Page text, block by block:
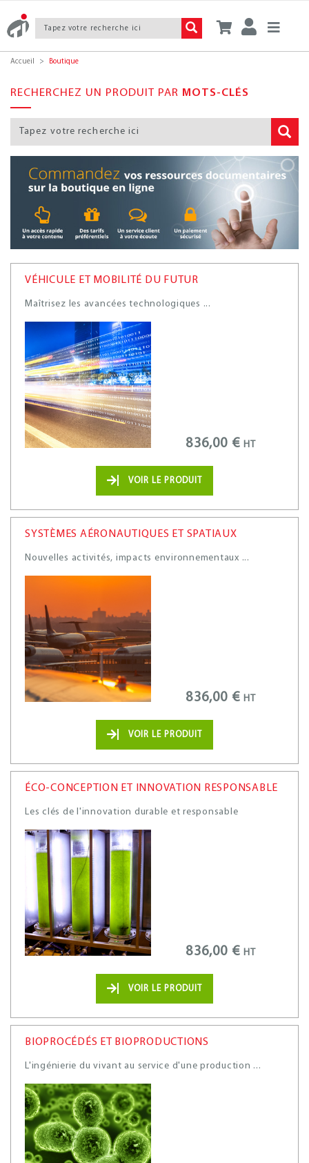
Accueil Boutique
RECHERCHEZ UN PRODUIT PAR MOTS-CLÉS
VÉHICULE ET MOBILITÉ DU FUTUR
Maîtrisez les avancées technologiques ...
836,00 € HT
VOIR LE PRODUIT
SYSTÈMES AÉRONAUTIQUES ET SPATIAUX
Nouvelles activités, impacts environnementaux ...
836,00 € HT
VOIR LE PRODUIT
ÉCO-CONCEPTION ET INNOVATION RESPONSABLE
Les clés de l'innovation durable et responsable
836,00 € HT
VOIR LE PRODUIT
BIOPROCÉDÉS ET BIOPRODUCTIONS
L'ingénierie du vivant au service d'une production ...